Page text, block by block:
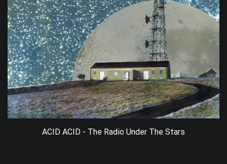
ACID ACID - The Radio Under The Stars